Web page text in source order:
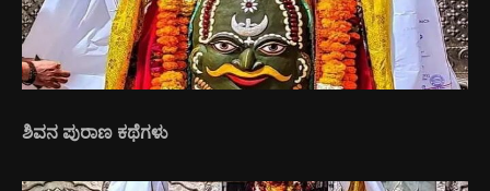
ಶಿವನ ಪುರಾಣ ಕಥೆಗಳು